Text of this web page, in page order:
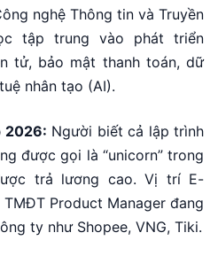
nghệ Thông tin và Truyền
tập trung vào phát triển
tử, bảo mật thanh toán, dữ
nhân tạo (AI).
2026: Người biết cả lập trình
được gọi là “unicorn” trong
trả lương cao. Vị trí E-
Product Manager đang
ty như Shopee, VNG, Tiki.